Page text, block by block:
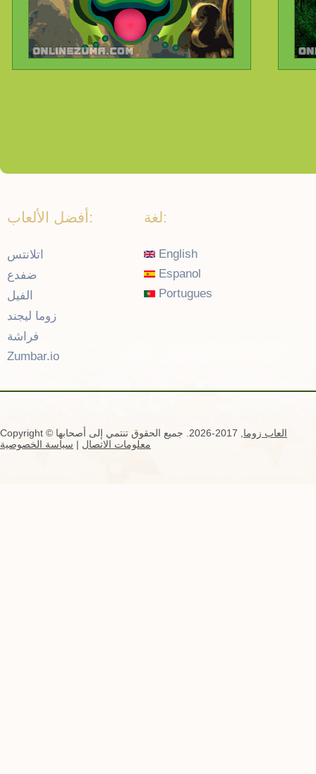
أفضل الألعاب:
اتلانتس
ضفدع
الفيل
زوما ليجند
فراشة
Zumbar.io
لغة:
English
Espanol
Portugues
Copyright © العاب زوما
معلومات الاتصال | سياسة الخصوصية